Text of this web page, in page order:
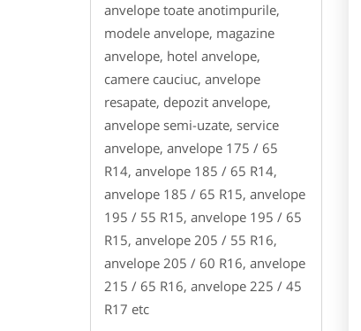
anvelope toate anotimpurile,
modele anvelope, magazine
anvelope, hotel anvelope,
camere cauciuc, anvelope
resapate, depozit anvelope,
anvelope semi-uzate, service
anvelope, anvelope 175 / 65
R14, anvelope 185 / 65 R14,
anvelope 185 / 65 R15, anvelope
195 / 55 R15, anvelope 195 / 65
R15, anvelope 205 / 55 R16,
anvelope 205 / 60 R16, anvelope
215 / 65 R16, anvelope 225 / 45
R17 etc